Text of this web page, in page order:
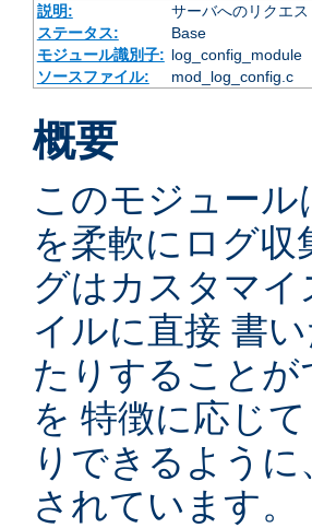
説明:
サーバへのリクエ
ステータス:
Base
モジュール識別子: log_config_module
ソースファイル:
mod_log_config.c
概要
このモジュー
を柔軟にログ
グはカスタマ
イルに直接 書
たりすること
を 特徴に応じ
りできるよう
されています。